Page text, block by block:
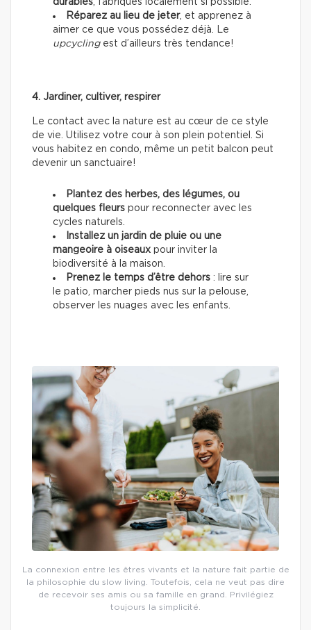
Réparez au lieu de jeter, et apprenez à
aimer ce que vous possédez déjà. Le
upcyclingest d’ailleurs très tendance!
4. Jardiner, cultiver, respirer
Le contact avec la nature est au cœur de ce style
de vie. Utilisez votre cour à son plein potentiel. Si
vous habitez en condo, même un petit balcon peut
devenir un sanctuaire!
Plantez des herbes, des légumes, ou
quelques fleurs pour reconnecter avec les
cycles naturels.
Installez un jardin de pluie ou une
mangeoire à oiseaux pour inviter la
biodiversité à la maison.
Prenez le temps d’être dehors : lire sur
le patio, marcher pieds nus sur la pelouse,
observer les nuages avec les enfants.
La connexion entre les êtres vivants et la nature fait partie de
la philosophie du slow living. Toutefois, cela ne veut pas dire
de recevoir ses amis ou sa famille en grand. Privilégiez
toujours la simplicité.